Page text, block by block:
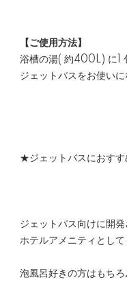
【ご使用方法】
浴槽の湯( 約400L) に1
ジェットバスをお使い
★ジェットバスにおすす
ジェットバス向けに開
ホテルアメニティとし
泡風呂好きの方はもち